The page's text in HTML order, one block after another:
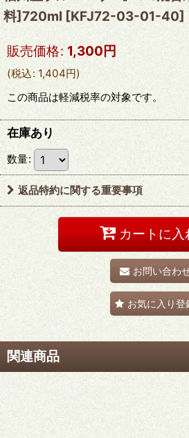
料]720ml [KFJ72-03-01-40]
販売価格: 1,300 円
(税込: 1,404円)
この商品は軽減税率の対象です。
在庫あり
数量:
返品特約に関する重要事項
カートに入
お問い合わ
お気に入り登
関連商品